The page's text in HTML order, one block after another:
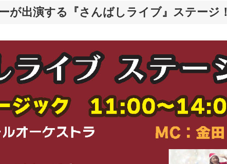
が出演する『さんばしライブ』ステージ！